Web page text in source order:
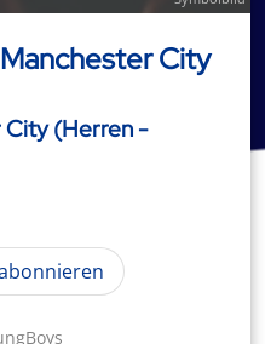
City
City (Herren -